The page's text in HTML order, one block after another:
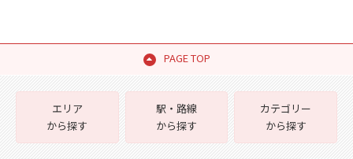
PAGE TOP
エリア
から探す
駅・路線
から探す
カテゴリー
から探す